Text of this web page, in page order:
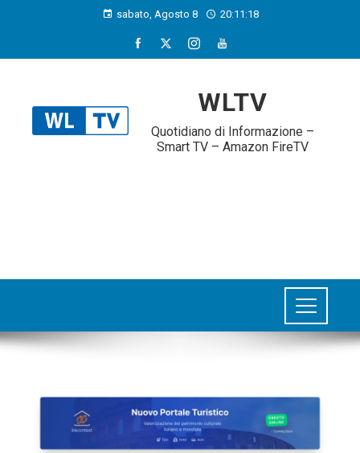
sabato, Agosto 8 20:11:19
WLTV
Quotidiano di Informazione –
Smart TV – Amazon FireTV